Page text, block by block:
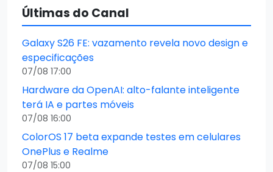
Últimas do Canal
Galaxy S26 FE: vazamento revela novo design e
especificações
07/08 17:00
Hardware da OpenAI: alto-falante inteligente
terá IA e partes móveis
07/08 16:00
ColorOS 17 beta expande testes em celulares
OnePlus e Realme
07/08 15:00